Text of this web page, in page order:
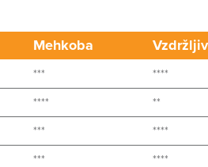
Mehkoba
*** ****
**** **
*** ****
*** ****